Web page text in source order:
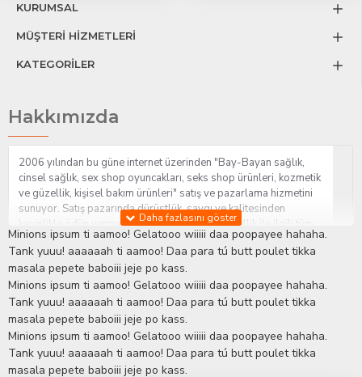
KURUMSAL
MÜŞTERİ HİZMETLERİ
KATEGORİLER
Hakkımızda
2006 yılından bu güne internet üzerinden "Bay-Bayan sağlık,
cinsel sağlık, sex shop oyuncakları, seks shop ürünleri, kozmetik
ve güzellik, kişisel bakım ürünleri" satış ve pazarlama hizmetini
sunuyor. Satış pazarında dürüstlük, saygı ve kalitesinden
kesinlikle ödün vermeden hizmet sağlık ve güzellik ile ilgili tüm
sorularınıza anında cevap verebilen Yetkin ve uzman kadrosu ile
ihtiyaçlarınızı en uygun fiyat ve taksit seçenekleriyle karşılıyor.
İstanbul beylikdüzü Erotik Shop sitemizde insan odaklı çalışma
stratejimiz ile müşterilerimizin yaşamlarında mutlu, sağlıklı ve
bakımlı olmaları için onlara sağlık ve güzellik danışmanlığı
sağlıyoruz.Sex ShopAlışveriş sitemiz Erotik Shop sektöründeki
gelişmeleri ve yenilikleri çok yakından takip etmesi, yaklaşık
5000'e yakın geniş ürün yelpazesi ile Türkiye'de bu sektörde
kendi alanımızda en geniş ürün gurubuna sahip ender
Minions ipsum ti aamoo! Gelatooo wiiiii daa poopayee hahaha.
Tank yuuu! aaaaaah ti aamoo! Daa para tú butt poulet tikka
masala pepete baboiii jeje po kass.
Minions ipsum ti aamoo! Gelatooo wiiiii daa poopayee hahaha.
Tank yuuu! aaaaaah ti aamoo! Daa para tú butt poulet tikka
masala pepete baboiii jeje po kass.
Minions ipsum ti aamoo! Gelatooo wiiiii daa poopayee hahaha.
Tank yuuu! aaaaaah ti aamoo! Daa para tú butt poulet tikka
masala pepete baboiii jeje po kass.